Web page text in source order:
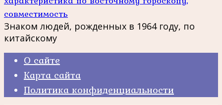
совместимость
Знаком людей, рожденных в 1964 году, по
китайскому
О сайте
Карта сайта
Политика конфиденциальности